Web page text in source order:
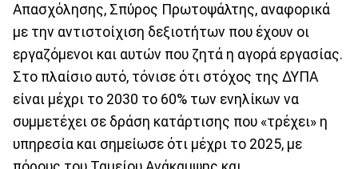
Απασχόλησης, Σπύρος Πρωτοψάλτης, αναφορικά
με την αντιστοίχιση δεξιοτήτων που έχουν οι
εργαζόμενοι και αυτών που ζητά η αγορά εργασίας.
Στο πλαίσιο αυτό, τόνισε ότι στόχος της ΔΥΠΑ
είναι μέχρι το 2030 το 60% των ενηλίκων να
συμμετέχει σε δράση κατάρτισης που «τρέχει» η
υπηρεσία και σημείωσε ότι μέχρι το 2025, με